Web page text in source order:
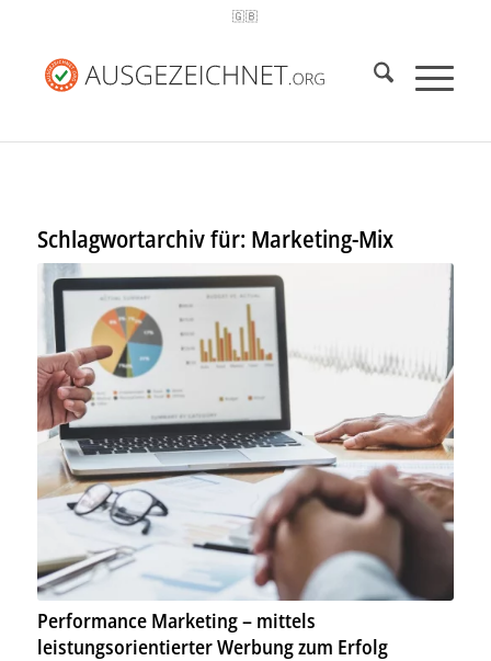
🇬🇧
Schlagwortarchiv für: Marketing-Mix
Performance Marketing – mittels
leistungsorientierter Werbung zum Erfolg